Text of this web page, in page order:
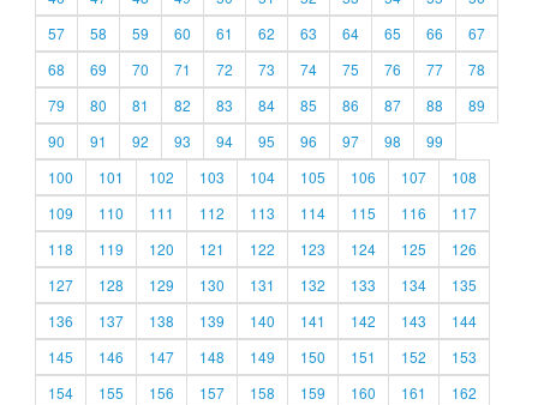
57
58 59 60 61 62 63 64 65 66
67
68
69 70 71 72 73 74 75 76 77
78
79
80 81 82 83 84 85 86 87 88
89
90
91 92 93 94 95 96 97 98
99
100
101 102 103 104 105 106 107
108
109
110 111 112 113 114 115 116
117
118
119 120 121 122 123 124 125
126
127
128 129 130 131 132 133 134
135
136
137 138 139 140 141 142 143
144
145
146 147 148 149 150 151 152
153
154
155 156 157 158 159 160 161
162